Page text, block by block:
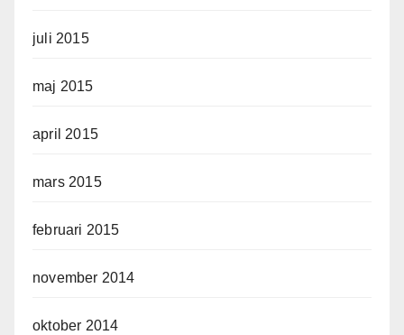
juli 2015
maj 2015
april 2015
mars 2015
februari 2015
november 2014
oktober 2014